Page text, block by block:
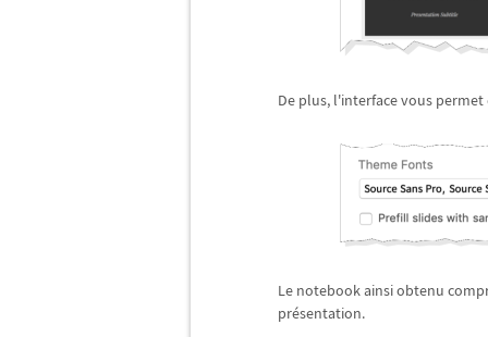
De plus, l'interface vous
Le notebook ainsi obtenu
présentation.